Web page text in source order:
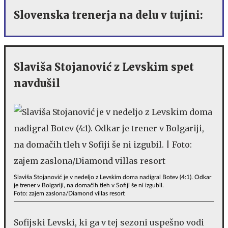
Slovenska trenerja na delu v tujini:
Slaviša Stojanović z Levskim spet
navdušil
Slaviša Stojanović je v nedeljo z Levskim doma nadigral Botev (4:1). Odkar
je trener v Bolgariji, na domačih tleh v Sofiji še ni izgubil.
Foto: zajem zaslona/Diamond villas resort
Sofijski Levski, ki ga v tej sezoni uspešno vodi